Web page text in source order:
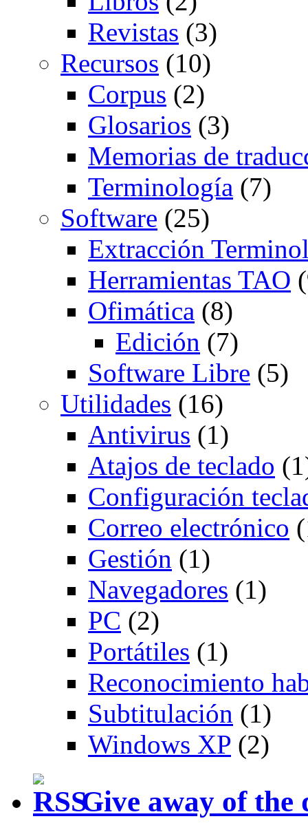
Revistas (3)
Recursos (10)
Corpus (2)
Glosarios (3)
Memorias de
Terminología (7)
Software (25)
Extracción
Herramientas TAO
Ofimática (8)
Edición (7)
Software Libre (5)
Utilidades (16)
Antivirus (1)
Atajos de teclado
Configuración
Correo electrónico
Gestión (1)
Navegadores (1)
PC (2)
Portátiles (1)
Reconocimiento
Subtitulación (1)
Windows XP (2)
Give away of the